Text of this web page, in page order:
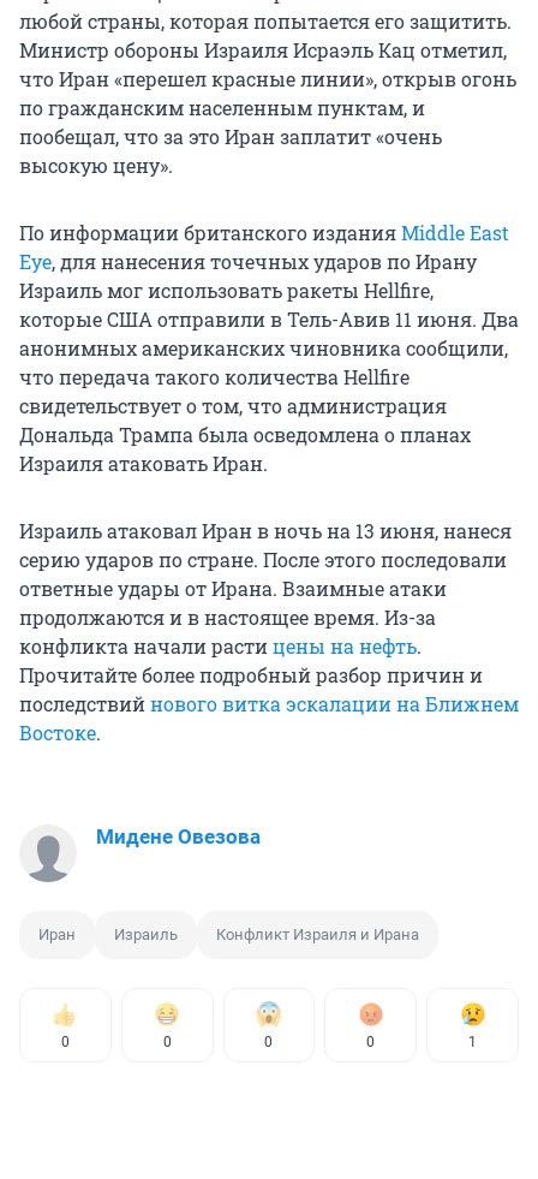
любой страны, которая попытается его защитить.
Министр обороны Израиля Исраэль Кац отметил,
что Иран «перешел красные линии», открыв огонь
по гражданским населенным пунктам, и
пообещал, что за это Иран заплатит «очень
высокую цену».
По информации британского изданияMiddle East
Eye, для нанесения точечных ударов по Ирану
Израиль мог использовать ракеты Hellfire,
которые США отправили в Тель-Авив 11 июня. Два
анонимных американских чиновника сообщили,
что передача такого количества Hellfire
свидетельствует о том, что администрация
Дональда Трампа была осведомлена о планах
Израиля атаковать Иран.
Израиль атаковал Иран в ночь на 13 июня, нанеся
серию ударов по стране. После этого последовали
ответные удары от Ирана. Взаимные атаки
продолжаются и в настоящее время. Из-за
конфликта начали растицены на нефть.
Прочитайте более подробный разбор причин и
последствийнового витка эскалации на Ближнем
Востоке.
Мидене Овезова
Иран Израиль Конфликт Израиля и Ирана
0 0 0 0 1